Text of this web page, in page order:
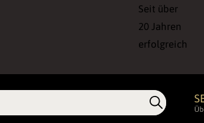
Seit über
20 Jahren
erfolgreich